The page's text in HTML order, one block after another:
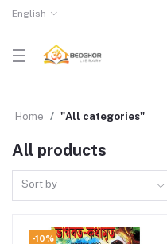
English
Home "All categories"
All products
Sort by
-10%